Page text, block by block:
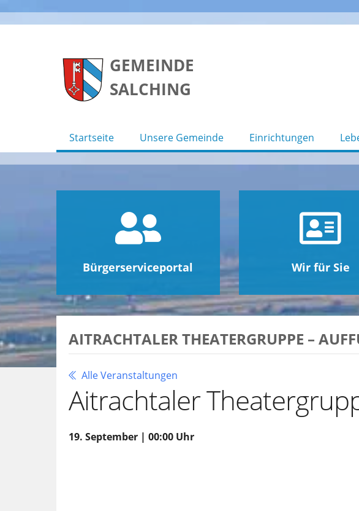
GEMEINDE
SALCHING
Startseite Unsere Gemeinde Einrichtungen
Bürgerserviceportal Wir für Sie
AITRACHTALER THEATERGRUPPE –
Alle Veranstaltungen
Aitrachtaler
19. September | 00:00 Uhr